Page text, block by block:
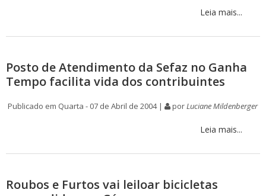
Leia mais...
Posto de Atendimento da Sefaz no Ganha
Tempo facilita vida dos contribuintes
Publicado em Quarta - 07 de Abril de 2004 | porLuciane Mildenberger
Leia mais...
Roubos e Furtos vai leiloar bicicletas